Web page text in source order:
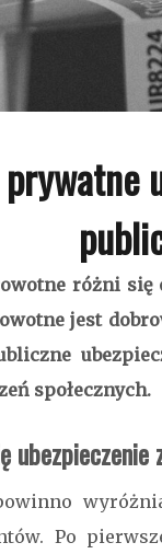
różni
jest
społecznych.
Po